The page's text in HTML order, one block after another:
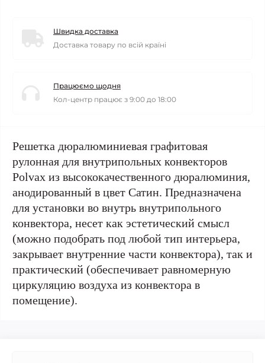
Швидка доставка
Доставка товару по всій країні
Працюємо щодня
Кол-центр працює з 9:00 до 18:00
Решетка дюралюминиевая графитовая
рулонная для внутрипольных конвекторов
Polvax из высококачественного дюралюминия,
анодированный в цвет Сатин. Предназначена
для установки во внутрь внутрипольного
конвектора, несет как эстетический смысл
(можно подобрать под любой тип интерьера,
закрывает внутренние части конвектора), так и
практический (обеспечивает равномерную
циркуляцию воздуха из конвектора в
помещение).